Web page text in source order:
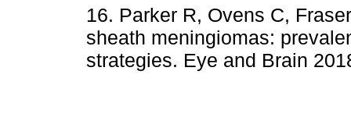
16. Parker R, Ovens C,
sheath meningiomas:
strategies. Eye and Brain